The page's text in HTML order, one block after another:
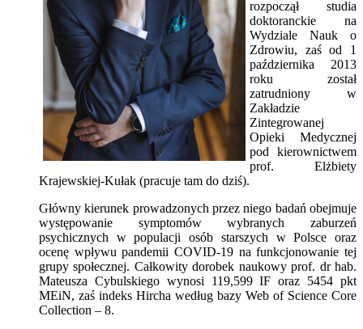
rozpoczął studia
doktoranckie na
Wydziale Nauk o
Zdrowiu, zaś od 1
października 2013
roku został
zatrudniony w
Zakładzie
Zintegrowanej
Opieki Medycznej
pod kierownictwem
prof. Elżbiety
Krajewskiej-Kułak (pracuje tam do dziś).
Główny kierunek prowadzonych przez niego badań obejmuje
występowanie symptomów wybranych zaburzeń
psychicznych w populacji osób starszych w Polsce oraz
ocenę wpływu pandemii COVID-19 na funkcjonowanie tej
grupy społecznej. Całkowity dorobek naukowy prof. dr hab.
Mateusza Cybulskiego wynosi 119,599 IF oraz 5454 pkt
MEiN, zaś indeks Hircha według bazy Web of Science Core
Collection – 8.